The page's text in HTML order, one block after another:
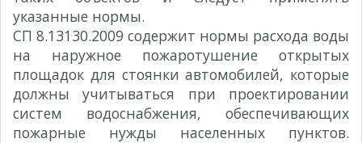
указанные нормы.
СП 8.13130.2009 содержит нормы расхода воды
на наружное пожаротушение открытых
площадок для стоянки автомобилей, которые
должны учитываться при проектировании
систем водоснабжения, обеспечивающих
пожарные нужды населенных пунктов.